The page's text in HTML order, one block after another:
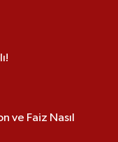
ve Faiz Nasıl